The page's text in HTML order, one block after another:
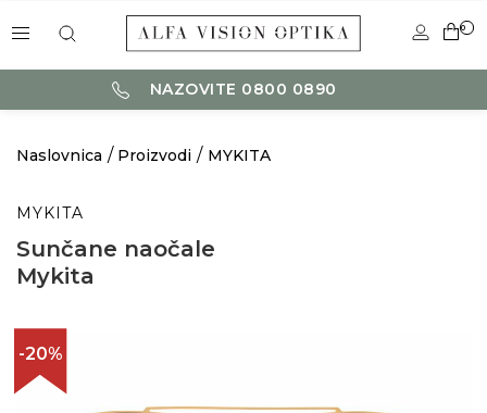
0
NAZOVITE 0800 0890
Naslovnica Proizvodi MYKITA
MYKITA
Sunčane naočale
Mykita
-20%